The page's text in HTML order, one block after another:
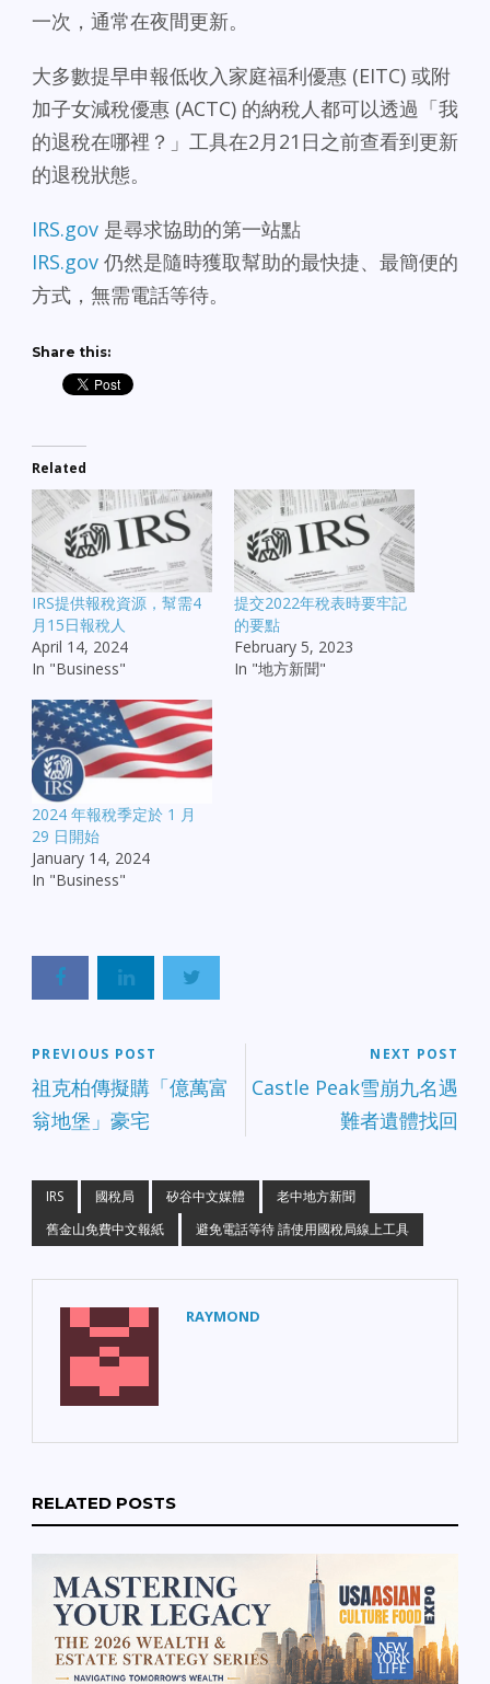
一次，通常在夜間更新。
大多數提早申報低收入家庭福利優惠 (EITC) 或附
加子女減稅優惠 (ACTC) 的納稅人都可以透過「我
的退稅在哪裡？」工具在2月21日之前查看到更新
的退稅狀態。
IRS.gov 是尋求協助的第一站點
IRS.gov 仍然是隨時獲取幫助的最快捷、最簡便的
方式，無需電話等待。
Share this:
Related
IRS提供報稅資源，幫需4
月15日報稅人
April 14, 2024
In "Business"
提交2022年稅表時要牢記
的要點
February 5, 2023
In "地方新聞"
2024 年報稅季定於 1 月
29 日開始
January 14, 2024
In "Business"
PREVIOUS POST
祖克柏傳擬購「億萬富
翁地堡」豪宅
NEXT POST
Castle Peak雪崩九名遇
難者遺體找回
IRS 國稅局 矽谷中文媒體
老中地方新聞
舊金山免費中文報紙
避免電話等待 請使用國稅局線上工具
RAYMOND
RELATED POSTS